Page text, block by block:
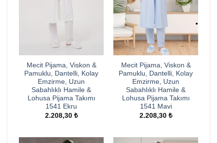
Mecit Pijama, Viskon &
Pamuklu, Dantelli, Kolay
Emzirme, Uzun
Sabahlıklı Hamile &
Lohusa Pijama Takımı
1541 Ekru
2.208,30 ₺
Mecit Pijama, Viskon &
Pamuklu, Dantelli, Kolay
Emzirme, Uzun
Sabahlıklı Hamile &
Lohusa Pijama Takımı
1541 Mavi
2.208,30 ₺